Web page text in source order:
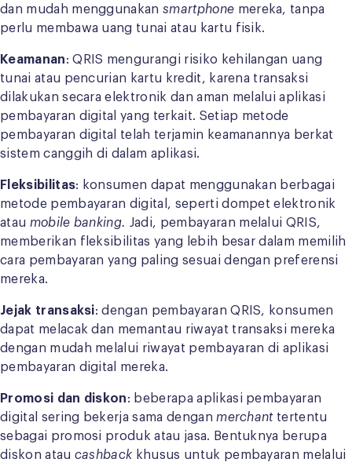
dan mudah menggunakansmartphone mereka, tanpa
perlu membawa uang tunai atau kartu fisik.
Keamanan: QRIS mengurangi risiko kehilangan uang
tunai atau pencurian kartu kredit, karena transaksi
dilakukan secara elektronik dan aman melalui aplikasi
pembayaran digital yang terkait. Setiap metode
pembayaran digital telah terjamin keamanannya berkat
sistem canggih di dalam aplikasi.
Fleksibilitas: konsumen dapat menggunakan berbagai
metode pembayaran digital, seperti dompet elektronik
atau mobile banking. Jadi, pembayaran melalui QRIS,
memberikan fleksibilitas yang lebih besar dalam memilih
cara pembayaran yang paling sesuai dengan preferensi
mereka.
Jejak transaksi: dengan pembayaran QRIS, konsumen
dapat melacak dan memantau riwayat transaksi mereka
dengan mudah melalui riwayat pembayaran di aplikasi
pembayaran digital mereka.
Promosi dan diskon: beberapa aplikasi pembayaran
digital sering bekerja sama denganmerchanttertentu
sebagai promosi produk atau jasa. Bentuknya berupa
diskon atau cashback khusus untuk pembayaran melalui